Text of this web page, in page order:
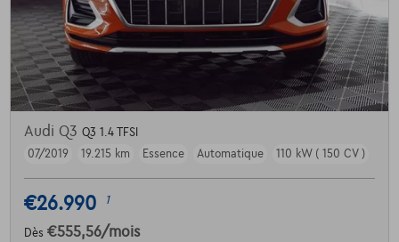
Audi Q3 Q3 1.4 TFSI
07/2019
19.215 km Essence Automatique 110 kW ( 150 CV )
€26.990 1
Dès €555,56/mois